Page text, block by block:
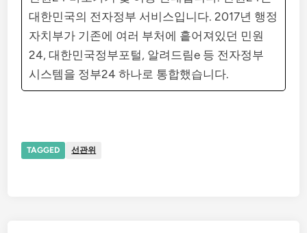
대한민국의 전자정부 서비스입니다. 2017년 행정
자치부가 기존에 여러 부처에 흩어져있던 민원
24, 대한민국정부포털, 알려드림e 등 전자정부
시스템을 정부24 하나로 통합했습니다.
TAGGED 선관위